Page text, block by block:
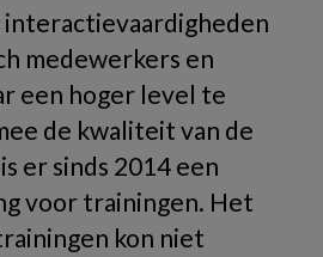
interactievaardigheden
medewerkers en
een hoger level te
de kwaliteit van de
er sinds 2014 een
voor trainingen. Het
kon niet